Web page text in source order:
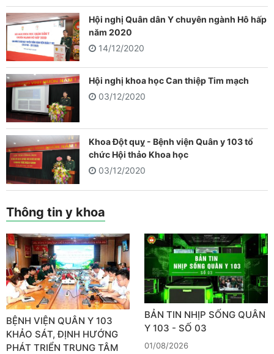
Hội nghị Quân dân Y chuyên ngành Hô hấp
năm 2020
14/12/2020
Hội nghị khoa học Can thiệp Tim mạch
03/12/2020
Khoa Đột quỵ - Bệnh viện Quân y 103 tổ
chức Hội thảo Khoa học
03/12/2020
Thông tin y khoa
BỆNH VIỆN QUÂN Y 103
KHẢO SÁT, ĐỊNH HƯỚNG
PHÁT TRIỂN TRUNG TÂM
BẢN TIN NHỊP SỐNG QUÂN
Y 103 - SỐ 03
01/08/2026